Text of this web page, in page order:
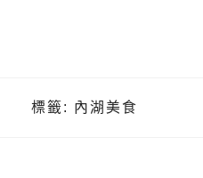
標籤: 內湖美食